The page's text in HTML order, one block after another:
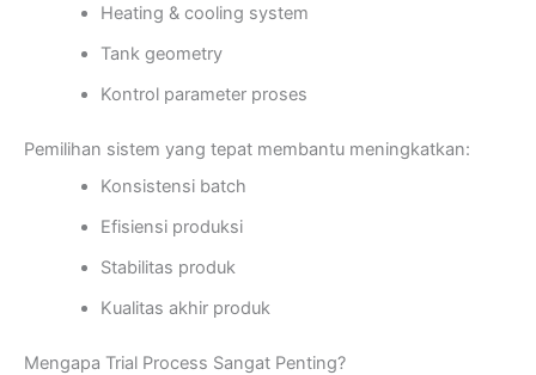
Heating & cooling system
Tank geometry
Kontrol parameter proses
Pemilihan sistem yang tepat membantu meningkatkan:
Konsistensi batch
Efisiensi produksi
Stabilitas produk
Kualitas akhir produk
Mengapa Trial Process Sangat Penting?